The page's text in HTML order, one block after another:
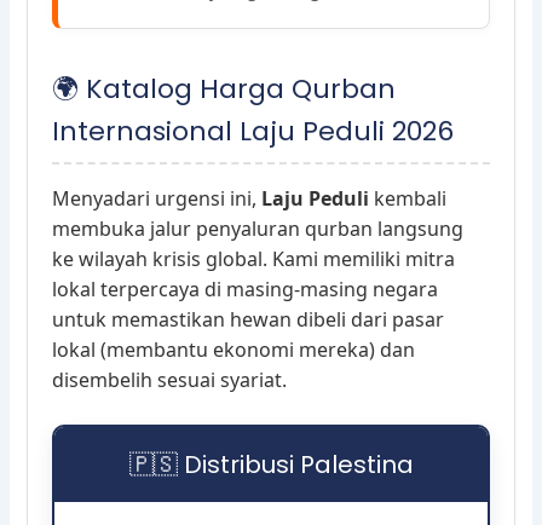
🌍 Katalog Harga Qurban
Internasional Laju Peduli 2026
Menyadari urgensi ini, Laju Peduli kembali
membuka jalur penyaluran qurban langsung
ke wilayah krisis global. Kami memiliki mitra
lokal terpercaya di masing-masing negara
untuk memastikan hewan dibeli dari pasar
lokal (membantu ekonomi mereka) dan
disembelih sesuai syariat.
🇵🇸 Distribusi Palestina